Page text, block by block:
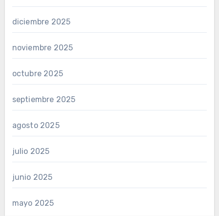
diciembre 2025
noviembre 2025
octubre 2025
septiembre 2025
agosto 2025
julio 2025
junio 2025
mayo 2025